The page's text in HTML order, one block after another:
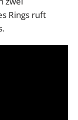
Rings ruft